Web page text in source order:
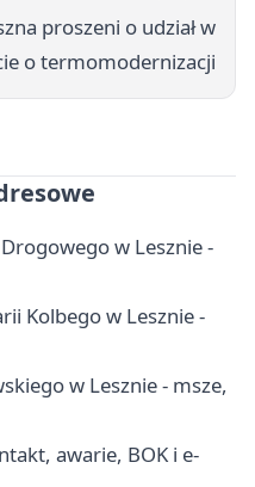
proszeni o udział w
o termomodernizacji
w Lesznie -
Kolbego w Lesznie -
w Lesznie - msze,
awarie, BOK i e-